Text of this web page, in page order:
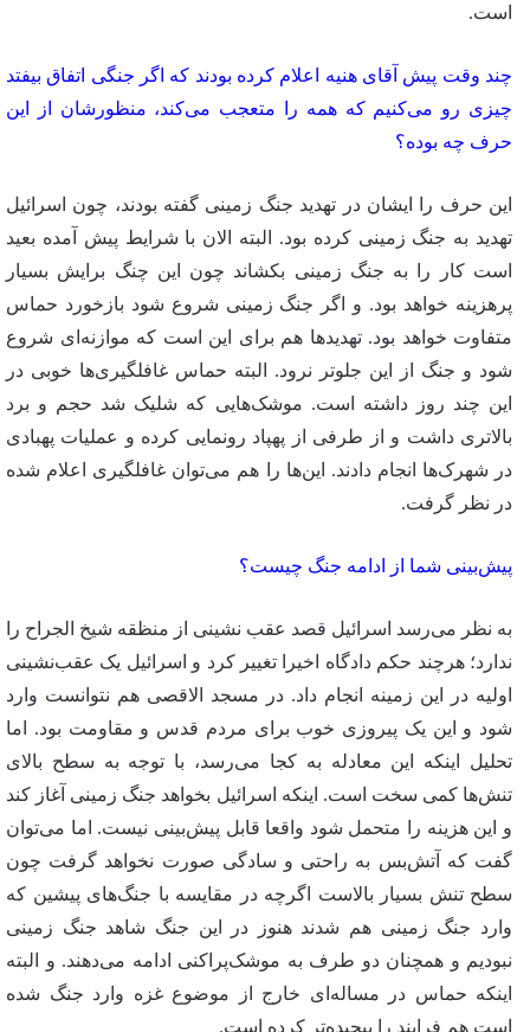
است.
چند وقت پیش آقای هنیه اعلام کرده بودند که اگر جنگی اتفاق بیفتد
چیزی رو می‌کنیم که همه را متعجب می‌کند، منظورشان از این
حرف چه بوده؟
این حرف را ایشان در تهدید جنگ زمینی گفته بودند، چون اسرائیل
تهدید به جنگ زمینی کرده بود. البته الان با شرایط پیش آمده بعید
است کار را به جنگ زمینی بکشاند چون این چنگ برایش بسیار
پرهزینه خواهد بود. و اگر جنگ زمینی شروع شود بازخورد حماس
متفاوت خواهد بود. تهدیدها هم برای این است که موازنه‌ای شروع
شود و جنگ از این جلوتر نرود. البته حماس غافلگیری‌ها خوبی در
این چند روز داشته است. موشک‌هایی که شلیک شد حجم و برد
بالاتری داشت و از طرفی از پهپاد رونمایی کرده و عملیات پهبادی
در شهرک‌ها انجام دادند. این‌ها را هم می‌توان غافلگیری اعلام شده
در نظر گرفت.
پیش‌بینی شما از ادامه جنگ چیست؟
به نظر می‌رسد اسرائیل قصد عقب نشینی از منظقه شیخ الجراح را
ندارد؛ هرچند حکم دادگاه اخیرا تغییر کرد و اسرائیل یک عقب‌نشینی
اولیه در این زمینه انجام داد. در مسجد الاقصی هم نتوانست وارد
شود و این یک پیروزی خوب برای مردم قدس و مقاومت بود. اما
تحلیل اینکه این معادله به کجا می‌رسد، با توجه به سطح بالای
تنش‌ها کمی سخت است. اینکه اسرائیل بخواهد جنگ زمینی آغاز کند
و این هزینه را متحمل شود واقعا قابل پیش‌بینی نیست. اما می‌توان
گفت که آتش‌بس به راحتی و سادگی صورت نخواهد گرفت چون
سطح تنش بسیار بالاست اگرچه در مقایسه با جنگ‌های پیشین که
وارد جنگ زمینی هم شدند هنوز در این جنگ شاهد جنگ زمینی
نبودیم و همچنان دو طرف به موشک‌پراکنی ادامه می‌دهند. و البته
اینکه حماس در مساله‌ای خارج از موضوع غزه وارد جنگ شده
است هم فرایند را پیچیده‌تر کرده است.